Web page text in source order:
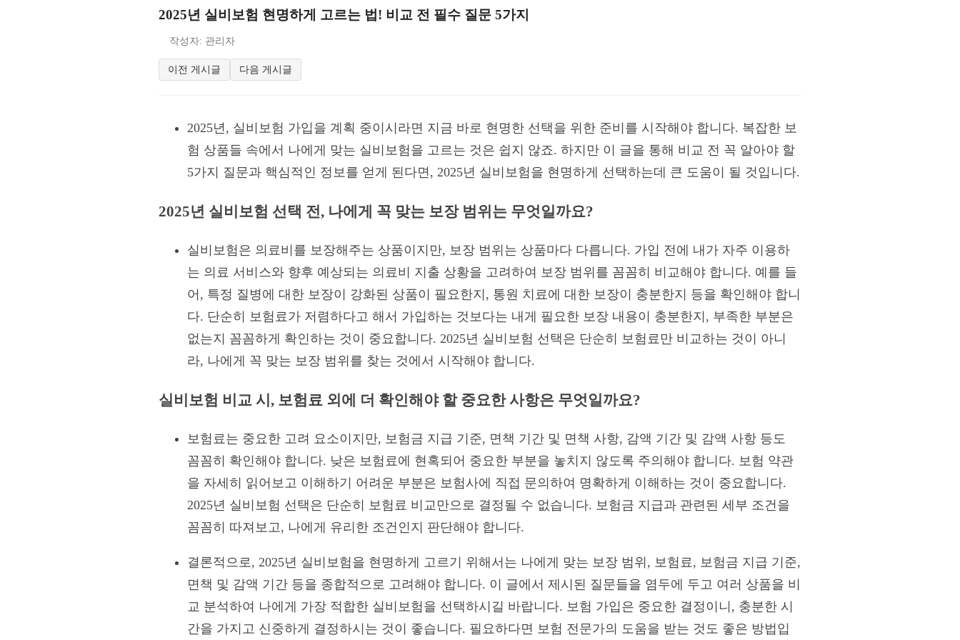
2025년 실비보험 현명하게 고르는 법! 비교 전 필수 질문 5가지
작성자: 관리자
이전 게시글 다음 게시글
2025년, 실비보험 가입을 계획 중이시라면 지금 바로 현명한 선택을 위한 준비를 시작해야 합니다. 복잡한 보
험 상품들 속에서 나에게 맞는 실비보험을 고르는 것은 쉽지 않죠. 하지만 이 글을 통해 비교 전 꼭 알아야 할
5가지 질문과 핵심적인 정보를 얻게 된다면, 2025년 실비보험을 현명하게 선택하는데 큰 도움이 될 것입니다.
2025년 실비보험 선택 전, 나에게 꼭 맞는 보장 범위는 무엇일까요?
실비보험은 의료비를 보장해주는 상품이지만, 보장 범위는 상품마다 다릅니다. 가입 전에 내가 자주 이용하
는 의료 서비스와 향후 예상되는 의료비 지출 상황을 고려하여 보장 범위를 꼼꼼히 비교해야 합니다. 예를 들
어, 특정 질병에 대한 보장이 강화된 상품이 필요한지, 통원 치료에 대한 보장이 충분한지 등을 확인해야 합니
다. 단순히 보험료가 저렴하다고 해서 가입하는 것보다는 내게 필요한 보장 내용이 충분한지, 부족한 부분은
없는지 꼼꼼하게 확인하는 것이 중요합니다. 2025년 실비보험 선택은 단순히 보험료만 비교하는 것이 아니
라, 나에게 꼭 맞는 보장 범위를 찾는 것에서 시작해야 합니다.
실비보험 비교 시, 보험료 외에 더 확인해야 할 중요한 사항은 무엇일까요?
보험료는 중요한 고려 요소이지만, 보험금 지급 기준, 면책 기간 및 면책 사항, 감액 기간 및 감액 사항 등도
꼼꼼히 확인해야 합니다. 낮은 보험료에 현혹되어 중요한 부분을 놓치지 않도록 주의해야 합니다. 보험 약관
을 자세히 읽어보고 이해하기 어려운 부분은 보험사에 직접 문의하여 명확하게 이해하는 것이 중요합니다.
2025년 실비보험 선택은 단순히 보험료 비교만으로 결정될 수 없습니다. 보험금 지급과 관련된 세부 조건을
꼼꼼히 따져보고, 나에게 유리한 조건인지 판단해야 합니다.
결론적으로, 2025년 실비보험을 현명하게 고르기 위해서는 나에게 맞는 보장 범위, 보험료, 보험금 지급 기준,
면책 및 감액 기간 등을 종합적으로 고려해야 합니다. 이 글에서 제시된 질문들을 염두에 두고 여러 상품을 비
교 분석하여 나에게 가장 적합한 실비보험을 선택하시길 바랍니다. 보험 가입은 중요한 결정이니, 충분한 시
간을 가지고 신중하게 결정하시는 것이 좋습니다. 필요하다면 보험 전문가의 도움을 받는 것도 좋은 방법입